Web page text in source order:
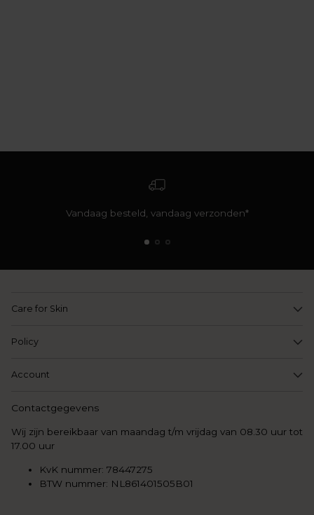
Vandaag besteld, vandaag verzonden*
Care for Skin
Policy
Account
Contactgegevens
Wij zijn bereikbaar van maandag t/m vrijdag van 08.30 uur tot
17.00 uur
KvK nummer: 78447275
BTW nummer: NL861401505B01